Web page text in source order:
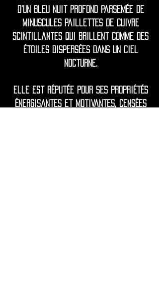
d'un bleu nuit profond parsemée de
minuscules paillettes de cuivre
scintillantes qui brillent comme des
étoiles dispersées dans un ciel
nocturne.
Elle est réputée pour ses propriétés
énergisantes et motivantes, censées